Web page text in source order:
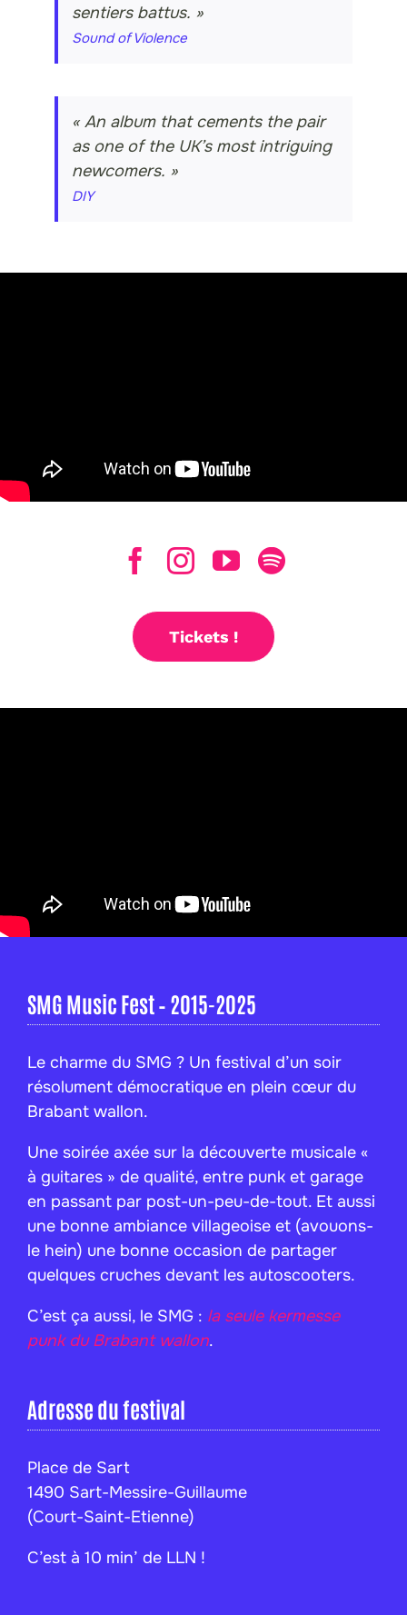
sentiers battus. »
Sound of Violence
« An album that cements the pair
as one of the UK’s most intriguing
newcomers. »
DIY
Tickets !
SMG Music Fest – 2015-2025
Le charme du SMG ? Un festival d’un soir
résolument démocratique en plein cœur du
Brabant wallon.
Une soirée axée sur la découverte musicale «
à guitares » de qualité, entre punk et garage
en passant par post-un-peu-de-tout. Et aussi
une bonne ambiance villageoise et (avouons-
le hein) une bonne occasion de partager
quelques cruches devant les autoscooters.
C’est ça aussi, le SMG : la seule kermesse
punk du Brabant wallon.
Adresse du festival
Place de Sart
1490 Sart-Messire-Guillaume
(Court-Saint-Etienne)
C’est à 10 min’ de LLN !